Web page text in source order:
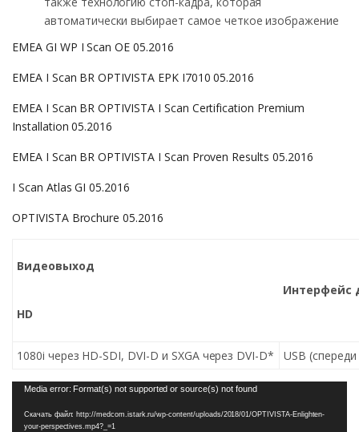
автоматически выбирает самое четкое изображение
EMEA GI WP I Scan OE 05.2016
EMEA I Scan BR OPTIVISTA EPK I7010 05.2016
EMEA I Scan BR OPTIVISTA I Scan Certification Premium
Installation 05.2016
EMEA I Scan BR OPTIVISTA I Scan Proven Results 05.2016
I Scan Atlas GI 05.2016
OPTIVISTA Brochure 05.2016
Видеовыход
Интерфейс
HD
1080i через HD-SDI, DVI-D и SXGA через DVI-D* USB
Видеоплеер
Media error: Format(s) not supported or source(s) not found
Скачать файл: http://medcom.istark.ru/wp-content/uploads/2018/01/OPTIVISTA-Enlighten-
your-perspectives.mp4?_=1